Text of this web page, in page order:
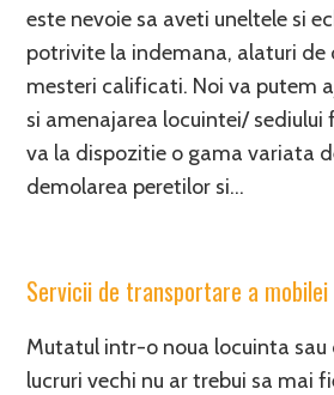
este nevoie sa aveti uneltele si
potrivite la indemana, alaturi de
mesteri calificati. Noi va putem
si amenajarea locuintei/ sediului
va la dispozitie o gama variata
demolarea peretilor si…
Servicii de transportare a
Mutatul intr-o noua locuinta sau
lucruri vechi nu ar trebui sa mai